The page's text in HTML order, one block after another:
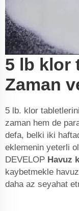
5 lb klor
Zaman
5 lb. klor
zaman hem de
defa, belki iki
eklemenin yeterli
DEVELOP Havuz
kaybetmekle
daha az seyahat